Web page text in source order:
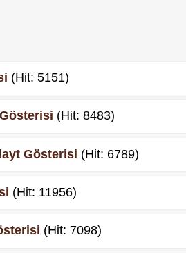
(Hit: 5151)
(Hit: 8483)
Gösterisi (Hit: 6789)
(Hit: 11956)
(Hit: 7098)